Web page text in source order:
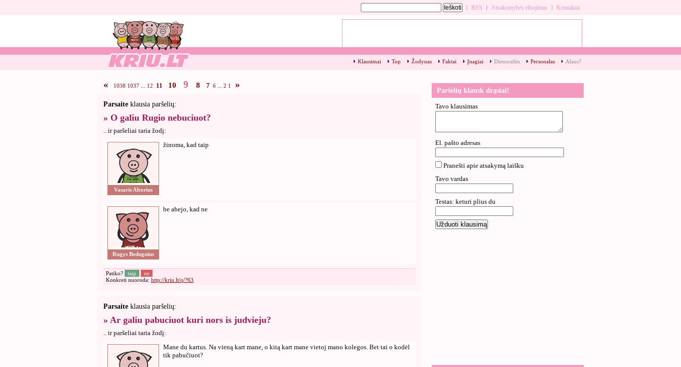
Klausimai Top Žodynas Faktai Įnagiai Dienoraštis Personalas Alaus?
« 1038 1037 12 11 10 9 8 7 6 2 1 »
Parsaite klausia paršelių:
» O galiu Rugio nebuciuot?
.. ir paršeliai taria žodį:
Vasaris Altorius
žinoma, kad taip
Rugys Bedugnius
be abejo, kad ne
Patiko? taip
ne
Konkreti nuoroda: http://kriu.lt/q/?63
Parsaite klausia paršelių:
» Ar galiu pabuciuot kuri nors is judvieju?
.. ir paršeliai taria žodį:
Mane du kartus. Na vieną kart mane, o kitą kart mane vietoj mano kolegos. Bet tai o kodėl
tik pabučiuot?
Paršelių klausk drąsiai!
Tavo klausimas
El. pašto adresas
Pranešti apie atsakymą laišku
Tavo vardas
Testas: keturi plius du
RSS Atsakomybės ribojimas Kontaktai